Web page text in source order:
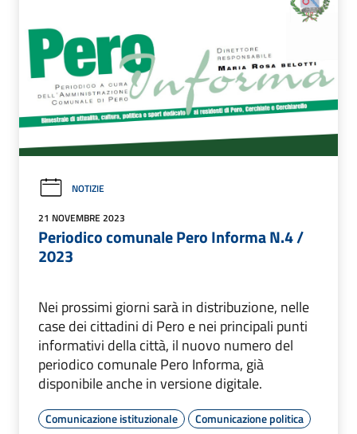
NOTIZIE
21 NOVEMBRE 2023
Periodico comunale Pero Informa N.4 /
2023
Nei prossimi giorni sarà in distribuzione, nelle
case dei cittadini di Pero e nei principali punti
informativi della città, il nuovo numero del
periodico comunale Pero Informa, già
disponibile anche in versione digitale.
Comunicazione istituzionale Comunicazione politica